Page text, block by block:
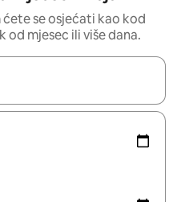
se osjećati kao kod
mjesec ili više dana.
moći ćete ih pregledati